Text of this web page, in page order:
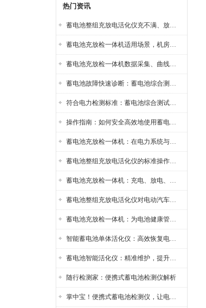
热门资讯
蓄电池整组充放电活化仪充不满、放不完怎么办？
蓄电池充放检一体机适用场景，机房基站变电站铅酸蓄电池维护检测应用
蓄电池充放检一体机数据采集、曲线分析与电池健康状态智能评估功能详解
蓄电池故障快速诊断：蓄电池综合测试仪判断落后电池的方法与标准
符合电力检测标准：蓄电池综合测试仪测试规范与精度校准方法详解
操作指南：如何安全高效地使用蓄电池智能活化仪？
蓄电池充放检一体机：在电力系统与储能设备中的创新应用，确保蓄电池性能与可靠性
蓄电池整组充放电活化仪的标准操作流程：从接线设置到充放电参数设定的安全规范
蓄电池充放检一体机：充电、放电、检测三功能集成设备
蓄电池整组充放电活化仪对电动汽车电池有帮助吗？
蓄电池充放检一体机：为电池健康管理提供一站式解决方案
智能蓄电池单体活化仪：高效恢复电池性能，延长蓄电池使用寿命
蓄电池智能活化仪：精准维护，提升电池健康状态
随行检测家：便携式蓄电池检测仪解析
掌中宝！便携式蓄电池检测仪，让电池检测变得简单又快捷！